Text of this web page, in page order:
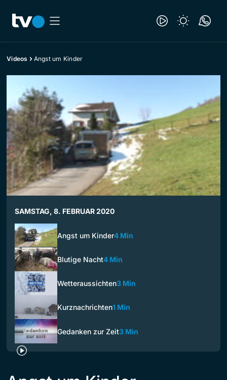
Videos Angst um Kinder
SAMSTAG, 8. FEBRUAR 2020
Angst um Kinder4 Min
Blutige Nacht4 Min
Wetteraussichten3 Min
Kurznachrichten1 Min
Gedanken zur Zeit3 Min